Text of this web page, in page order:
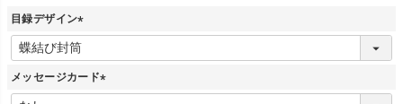
目録デザイン
(
必
須
)
メッセージカード